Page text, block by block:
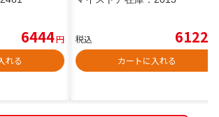
6444円
れる
税込 6122
カートに入れる